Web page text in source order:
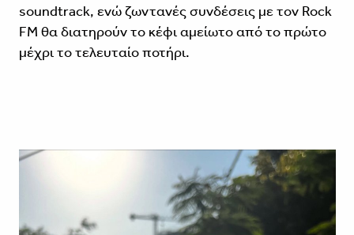
soundtrack, ενώ ζωντανές συνδέσεις με τον Rock
FM θα διατηρούν το κέφι αμείωτο από το πρώτο
μέχρι το τελευταίο ποτήρι.